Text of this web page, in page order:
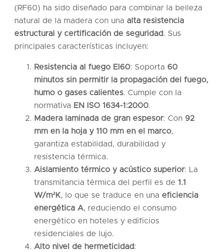
(RF60) ha sido diseñado para combinar la belleza
natural de la madera con una alta resistencia
estructural y certificación de seguridad. Sus
principales características incluyen:
Resistencia al fuego EI60: Soporta 60
minutos sin permitir la propagación del fuego,
humo o gases calientes. Cumple con la
normativa EN ISO 1634-1:2000.
Madera laminada de gran espesor: Con 92
mm en la hoja y 110 mm en el marco,
garantiza estabilidad, durabilidad y
resistencia térmica.
Aislamiento térmico y acústico superior: La
transmitancia térmica del perfil es de 1.1
W/m²K, lo que se traduce en una eficiencia
energética A, reduciendo el consumo
energético en hoteles y edificios
residenciales de lujo.
Alto nivel de hermeticidad: